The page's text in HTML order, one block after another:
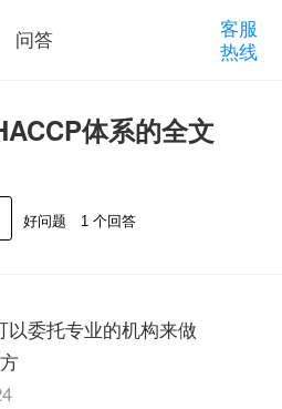
问答
客服
热线
体系的全文
好问题 1 个回答
以委托专业的机构来做